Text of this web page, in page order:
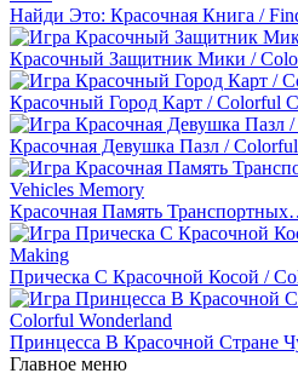
Найди Это: Красочная Книга /
Красочный Защитник Мики /
Красочный Город Карт / Colorful
Красочная Девушка Пазл /
Красочная Память
Прическа С Красочной Косой /
Принцесса В Красочной Стране
Главное меню